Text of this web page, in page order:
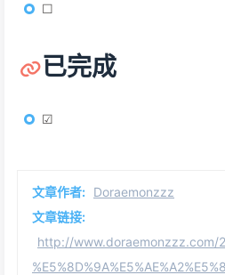
☐
已完成
☑
文章作者: Doraemonzzz
文章链接:
http://www.doraemonzzz.com/